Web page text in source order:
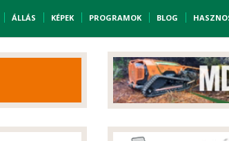
ÁLLÁS KÉPEK PROGRAMOK BLOG